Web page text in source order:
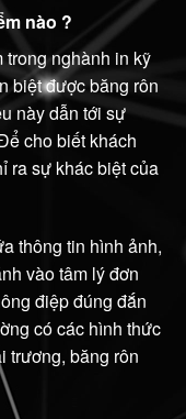
nào ?
nghành in kỹ
biệt được băng rôn
này dẫn tới sự
cho biết khách
ra sự khác biệt của
thông tin hình ảnh,
vào tâm lý đơn
điệp đúng đắn
có các hình thức
trương, băng rôn